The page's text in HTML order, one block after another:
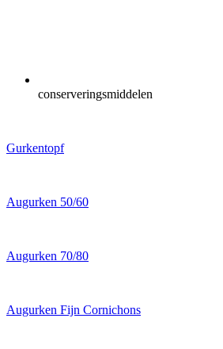
conserveringsmiddelen
Gurkentopf
Augurken 50/60
Augurken 70/80
Augurken Fijn Cornichons